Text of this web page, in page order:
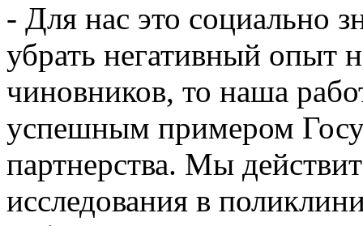
- Для нас это социально
убрать негативный опыт
чиновников, то наша
успешным примером
партнерства. Мы
исследования в